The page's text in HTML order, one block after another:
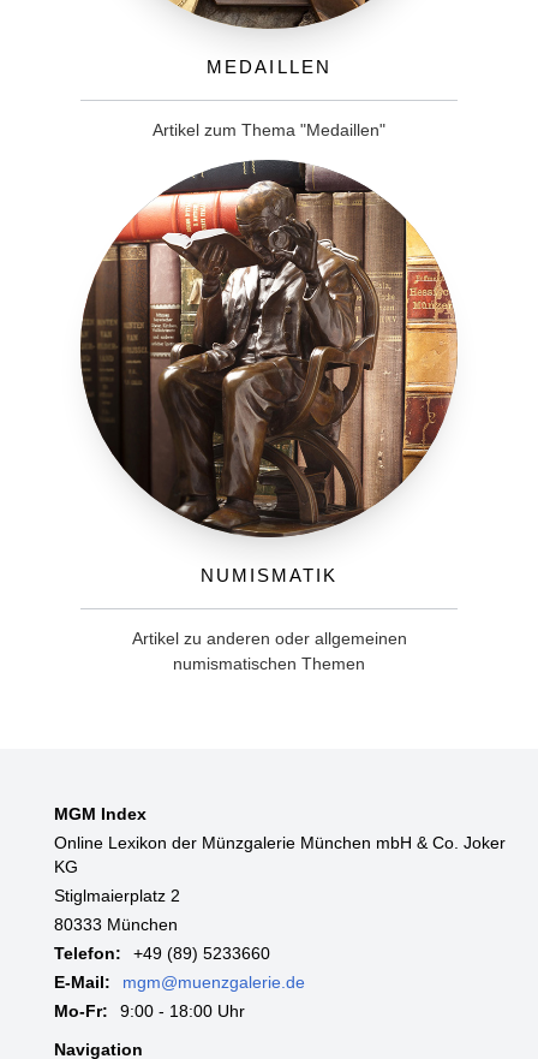
Medaillen
Artikel zum Thema "Medaillen"
Numismatik
Artikel zu anderen oder allgemeinen
numismatischen Themen
MGM Index
Online Lexikon der Münzgalerie München mbH & Co. Joker
KG
Stiglmaierplatz 2
80333 München
Telefon:
+49 (89) 5233660
E-Mail:
mgm@muenzgalerie.de
Mo-Fr:
9:00 - 18:00 Uhr
Navigation